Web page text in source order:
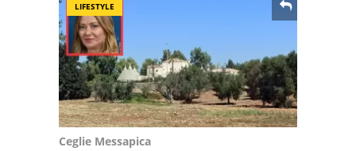
LIFESTYLE
Ceglie Messapica